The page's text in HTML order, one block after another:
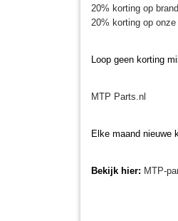
20% korting op
20% korting op
Loop geen korting
MTP Parts.nl
Elke maand nieuwe
Bekijk hier: MTP-